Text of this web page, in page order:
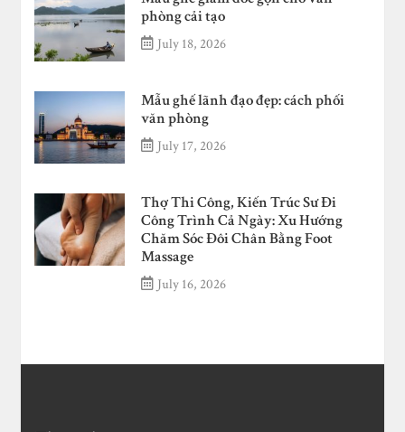
phòng cải tạo
July 18, 2026
Mẫu ghế lãnh đạo đẹp: cách phối
văn phòng
July 17, 2026
Thợ Thi Công, Kiến Trúc Sư Đi
Công Trình Cả Ngày: Xu Hướng
Chăm Sóc Đôi Chân Bằng Foot
Massage
July 16, 2026